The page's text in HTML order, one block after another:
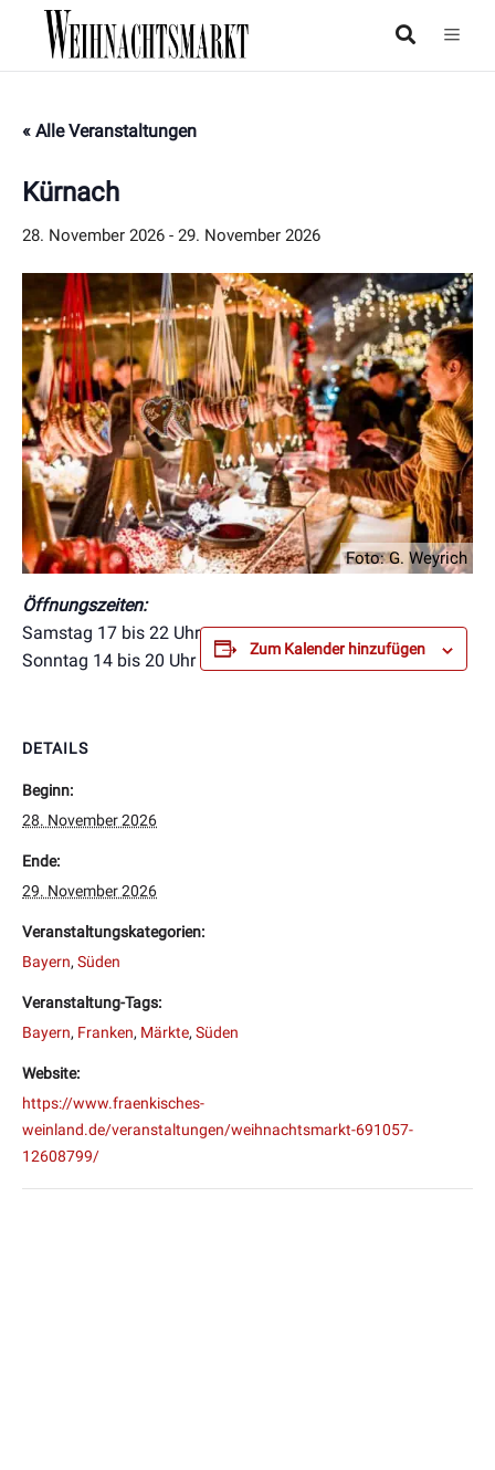
« Alle Veranstaltungen
Kürnach
28. November 2026 - 29. November 2026
Foto: G. Weyrich
Öffnungszeiten:
Samstag 17 bis 22 Uhr
Sonntag 14 bis 20 Uhr
Zum Kalender hinzufügen
DETAILS
Beginn:
28. November 2026
Ende:
29. November 2026
Veranstaltungskategorien:
Bayern, Süden
Veranstaltung-Tags:
Bayern, Franken, Märkte, Süden
Website:
https://www.fraenkisches-
weinland.de/veranstaltungen/weihnachtsmarkt-691057-
12608799/